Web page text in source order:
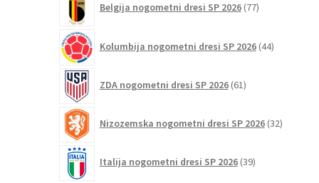
Belgija nogometni dresi SP 2026 77izdelkov
Kolumbija nogometni dresi SP 2026 44izdelkov
ZDA nogometni dresi SP 2026 61izdelkov
Nizozemska nogometni dresi SP 2026 32izdelkov
Italija nogometni dresi SP 2026 39izdelkov